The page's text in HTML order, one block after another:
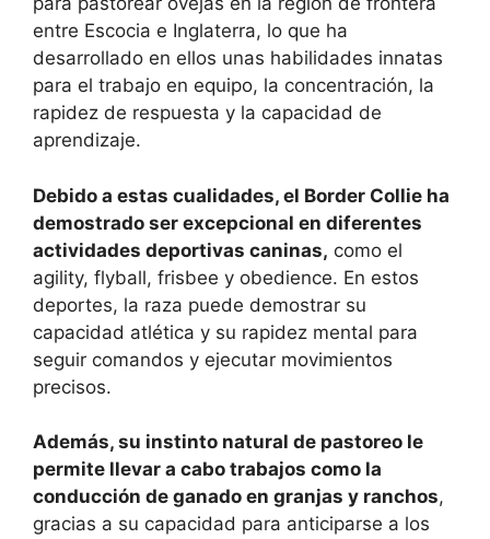
entre Escocia e Inglaterra, lo que ha
desarrollado en ellos unas habilidades innatas
para el trabajo en equipo, la concentración, la
rapidez de respuesta y la capacidad de
aprendizaje.
Debido a estas cualidades, el Border Collie ha
demostrado ser excepcional en diferentes
actividades deportivas caninas, como el
agility, flyball, frisbee y obedience. En estos
deportes, la raza puede demostrar su
capacidad atlética y su rapidez mental para
seguir comandos y ejecutar movimientos
precisos.
Además, su instinto natural de pastoreo le
permite llevar a cabo trabajos como la
conducción de ganado en granjas y ranchos,
gracias a su capacidad para anticiparse a los